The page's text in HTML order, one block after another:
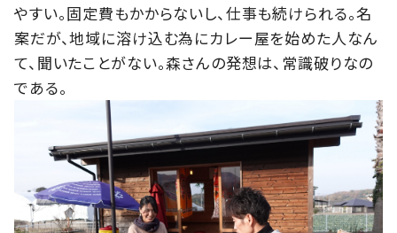
やすい。固定費もかからないし、仕事も続けられる。名
案だが、地域に溶け込む為にカレー屋を始めた人なん
て、聞いたことがない。森さんの発想は、常識破りなの
である。